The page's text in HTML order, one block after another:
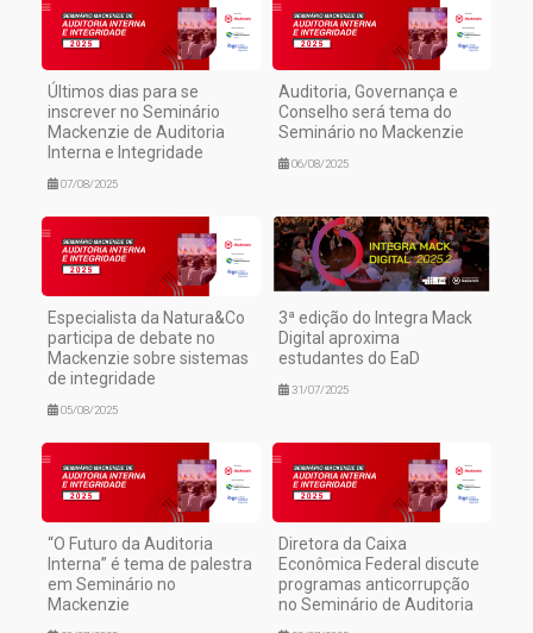
Últimos dias para se
inscrever no Seminário
Mackenzie de Auditoria
Interna e Integridade
07/08/2025
Auditoria, Governança e
Conselho será tema do
Seminário no Mackenzie
06/08/2025
Especialista da Natura&Co
participa de debate no
Mackenzie sobre sistemas
de integridade
05/08/2025
3ª edição do Integra Mack
Digital aproxima
estudantes do EaD
31/07/2025
“O Futuro da Auditoria
Interna” é tema de palestra
em Seminário no
Mackenzie
Diretora da Caixa
Econômica Federal discute
programas anticorrupção
no Seminário de Auditoria